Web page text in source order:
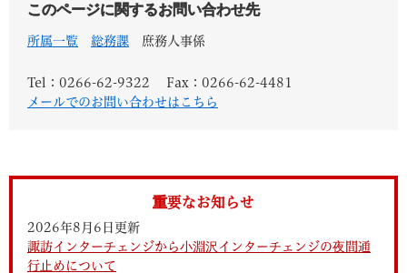
このページに関するお問い合わせ先
所属一覧 総務課 庶務人事係
Tel：0266-62-9322
Fax：0266-62-4481
メールでのお問い合わせはこちら
重要なお知らせ
2026年8月6日更新
諏訪インターチェンジから小淵沢インターチェンジの夜間通
行止めについて